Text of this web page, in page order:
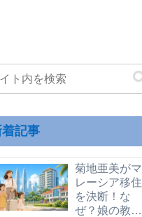
記事
菊地亜美がマ
レーシア移住
を決断！な
ぜ？娘の教